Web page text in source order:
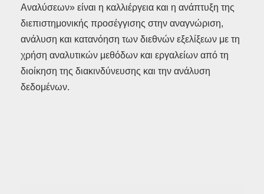
Αναλύσεων» είναι η καλλιέργεια και η ανάπτυξη της
διεπιστημονικής προσέγγισης στην αναγνώριση,
ανάλυση και κατανόηση των διεθνών εξελίξεων με τη
χρήση αναλυτικών μεθόδων και εργαλείων από τη
διοίκηση της διακινδύνευσης και την ανάλυση
δεδομένων.